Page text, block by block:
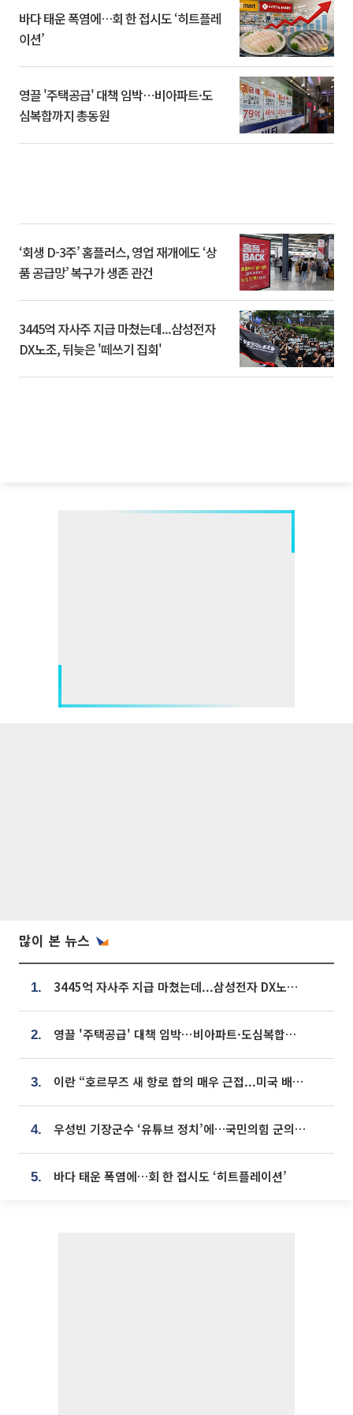
바다 태운 폭염에…회 한 접시도 ‘히트플레
이션’
영끌 '주택공급' 대책 임박⋯비아파트·도
심복합까지 총동원
‘회생 D-3주’ 홈플러스, 영업 재개에도 ‘상
품 공급망’ 복구가 생존 관건
3445억 자사주 지급 마쳤는데...삼성전자
DX노조, 뒤늦은 '떼쓰기 집회'
많이 본 뉴스
1. 3445억 자사주 지급 마쳤는데...삼성전자 DX노조, 뒤늦은 '떼쓰기 집회'
2. 영끌 '주택공급' 대책 임박⋯비아파트·도심복합까지 총동원
3. 이란 “호르무즈 새 항로 합의 매우 근접...미국 배상 먼저”
4. 우성빈 기장군수 ‘유튜브 정치’에…국민의힘 군의원들 집단 반발
5. 바다 태운 폭염에…회 한 접시도 ‘히트플레이션’